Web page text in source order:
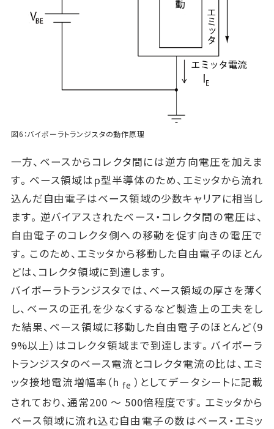
図6：バイポーラトランジスタの動作原理
一方、ベースからコレクタ間には逆方向電圧を加えま
す。ベース領域はp型半導体のため、エミッタから流れ
込んだ自由電子はベース領域の少数キャリアに相当し
ます。逆バイアスされたベース・コレクタ間の電圧は、
自由電子のコレクタ側への移動を促す向きの電圧で
す。このため、エミッタから移動した自由電子のほとん
どは、コレクタ領域に到達します。
バイポーラトランジスタでは、ベース領域の厚さを薄く
し、ベースの正孔を少なくするなど製造上の工夫をし
た結果、ベース領域に移動した自由電子のほとんど（9
9%以上）はコレクタ領域まで到達します。バイポーラ
トランジスタのベース電流とコレクタ電流の比は、エミ
ッタ接地電流増幅率（hfe ）としてデータシートに記載
されており、通常200 ～ 500倍程度です。エミッタから
ベース領域に流れ込む自由電子の数はベース・エミッ